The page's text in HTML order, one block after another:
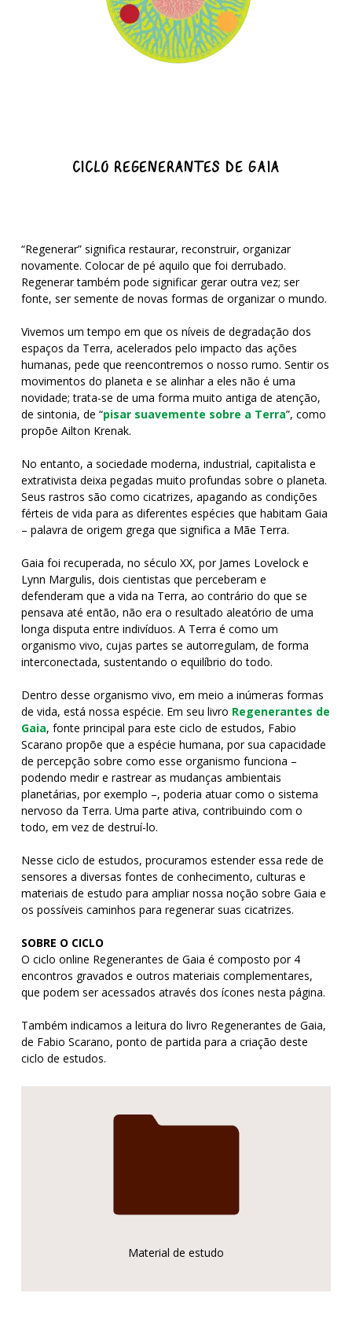
CICLO REGENERANTES DE GAIA
“Regenerar” significa restaurar, reconstruir, organizar
novamente. Colocar de pé aquilo que foi derrubado.
Regenerar também pode significar gerar outra vez; ser
fonte, ser semente de novas formas de organizar o mundo.
Vivemos um tempo em que os níveis de degradação dos
espaços da Terra, acelerados pelo impacto das ações
humanas, pede que reencontremos o nosso rumo. Sentir os
movimentos do planeta e se alinhar a eles não é uma
novidade; trata-se de uma forma muito antiga de atenção,
de sintonia, de “pisar suavemente sobre a Terra”, como
propõe Ailton Krenak.
No entanto, a sociedade moderna, industrial, capitalista e
extrativista deixa pegadas muito profundas sobre o planeta.
Seus rastros são como cicatrizes, apagando as condições
férteis de vida para as diferentes espécies que habitam Gaia
– palavra de origem grega que significa a Mãe Terra.
Gaia foi recuperada, no século XX, por James Lovelock e
Lynn Margulis, dois cientistas que perceberam e
defenderam que a vida na Terra, ao contrário do que se
pensava até então, não era o resultado aleatório de uma
longa disputa entre indivíduos. A Terra é como um
organismo vivo, cujas partes se autorregulam, de forma
interconectada, sustentando o equilíbrio do todo.
Dentro desse organismo vivo, em meio a inúmeras formas
de vida, está nossa espécie. Em seu livro Regenerantes de
Gaia, fonte principal para este ciclo de estudos, Fabio
Scarano propõe que a espécie humana, por sua capacidade
de percepção sobre como esse organismo funciona –
podendo medir e rastrear as mudanças ambientais
planetárias, por exemplo –, poderia atuar como o sistema
nervoso da Terra. Uma parte ativa, contribuindo com o
todo, em vez de destruí-lo.
Nesse ciclo de estudos, procuramos estender essa rede de
sensores a diversas fontes de conhecimento, culturas e
materiais de estudo para ampliar nossa noção sobre Gaia e
os possíveis caminhos para regenerar suas cicatrizes.
SOBRE O CICLO
O ciclo online Regenerantes de Gaia é composto por 4
encontros gravados e outros materiais complementares,
que podem ser acessados através dos ícones nesta página.
Também indicamos a leitura do livro Regenerantes de Gaia,
de Fabio Scarano, ponto de partida para a criação deste
ciclo de estudos.
Material de estudo